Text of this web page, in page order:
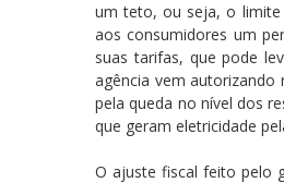
um teto, ou seja, o limite
aos consumidores um
suas tarifas, que pode
agência vem
pela queda no nível dos
que geram eletricidade
O ajuste fiscal feito pelo